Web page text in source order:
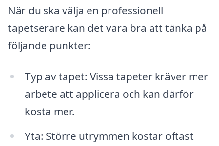
När du ska välja en professionell
tapetserare kan det vara bra att tänka på
följande punkter:
Typ av tapet: Vissa tapeter kräver mer
arbete att applicera och kan därför
kosta mer.
Yta: Större utrymmen kostar oftast